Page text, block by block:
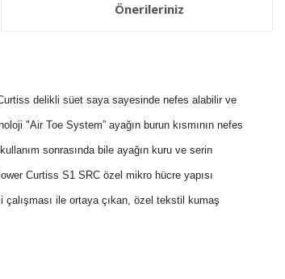
Önerileriniz
delikli süet saya sayesinde nefes alabilir ve
"Air Toe System” ayağın burun kısmının nefes
sonrasında bile ayağın kuru ve serin
Curtiss S1 SRC özel mikro hücre yapısı
çalışması ile ortaya çıkan, özel tekstil kumaş